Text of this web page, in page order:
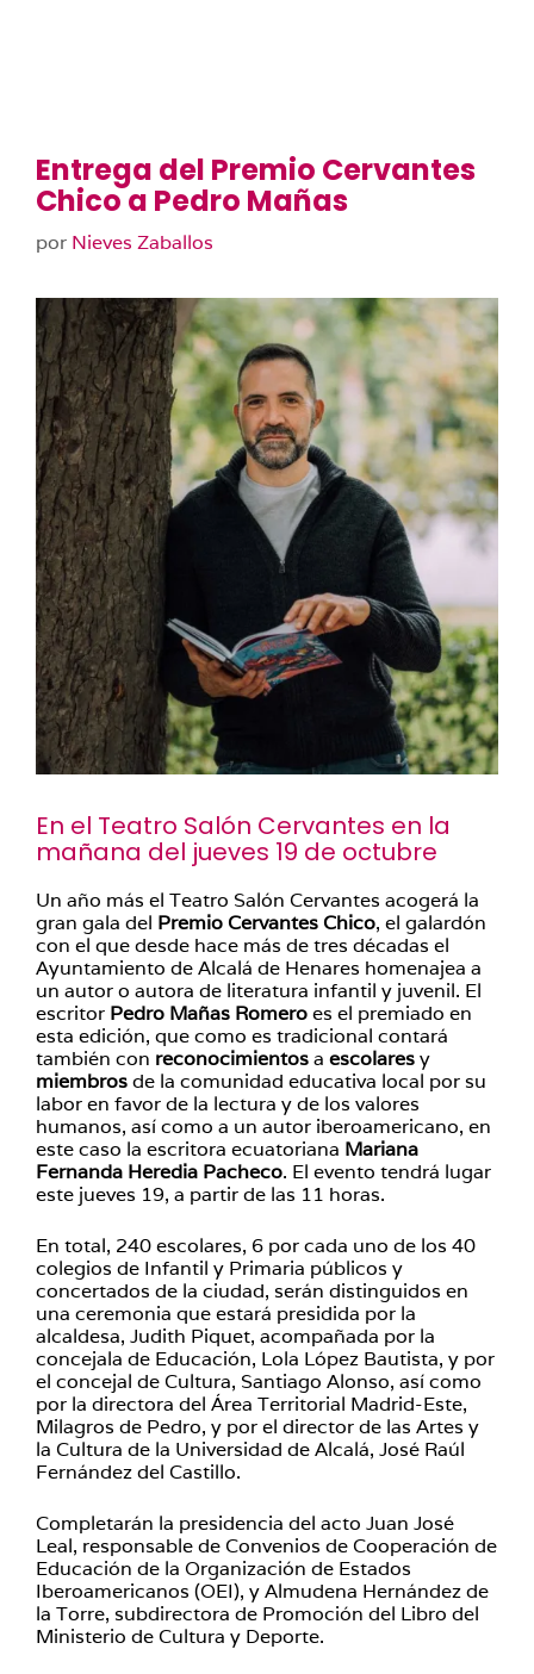
Entrega del Premio Cervantes
Chico a Pedro Mañas
por Nieves Zaballos
En el Teatro Salón Cervantes en la
mañana del jueves 19 de octubre
Un año más el Teatro Salón Cervantes acogerá la
gran gala del Premio Cervantes Chico, el galardón
con el que desde hace más de tres décadas el
Ayuntamiento de Alcalá de Henares homenajea a
un autor o autora de literatura infantil y juvenil. El
escritor Pedro Mañas Romeroes el premiado en
esta edición, que como es tradicional contará
también con reconocimientosa escolaresy
miembrosde la comunidad educativa local por su
labor en favor de la lectura y de los valores
humanos, así como a un autor iberoamericano, en
este caso la escritora ecuatoriana Mariana
Fernanda Heredia Pacheco. El evento tendrá lugar
este jueves 19, a partir de las 11 horas.
En total, 240 escolares, 6 por cada uno de los 40
colegios de Infantil y Primaria públicos y
concertados de la ciudad, serán distinguidos en
una ceremonia que estará presidida por la
alcaldesa, Judith Piquet, acompañada por la
concejala de Educación, Lola López Bautista, y por
el concejal de Cultura, Santiago Alonso, así como
por la directora del Área Territorial Madrid-Este,
Milagros de Pedro, y por el director de las Artes y
la Cultura de la Universidad de Alcalá, José Raúl
Fernández del Castillo.
Completarán la presidencia del acto Juan José
Leal, responsable de Convenios de Cooperación de
Educación de la Organización de Estados
Iberoamericanos (OEI), y Almudena Hernández de
la Torre, subdirectora de Promoción del Libro del
Ministerio de Cultura y Deporte.